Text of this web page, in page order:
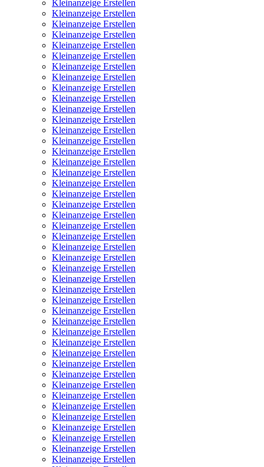
Kleinanzeige Erstellen
Kleinanzeige Erstellen
Kleinanzeige Erstellen
Kleinanzeige Erstellen
Kleinanzeige Erstellen
Kleinanzeige Erstellen
Kleinanzeige Erstellen
Kleinanzeige Erstellen
Kleinanzeige Erstellen
Kleinanzeige Erstellen
Kleinanzeige Erstellen
Kleinanzeige Erstellen
Kleinanzeige Erstellen
Kleinanzeige Erstellen
Kleinanzeige Erstellen
Kleinanzeige Erstellen
Kleinanzeige Erstellen
Kleinanzeige Erstellen
Kleinanzeige Erstellen
Kleinanzeige Erstellen
Kleinanzeige Erstellen
Kleinanzeige Erstellen
Kleinanzeige Erstellen
Kleinanzeige Erstellen
Kleinanzeige Erstellen
Kleinanzeige Erstellen
Kleinanzeige Erstellen
Kleinanzeige Erstellen
Kleinanzeige Erstellen
Kleinanzeige Erstellen
Kleinanzeige Erstellen
Kleinanzeige Erstellen
Kleinanzeige Erstellen
Kleinanzeige Erstellen
Kleinanzeige Erstellen
Kleinanzeige Erstellen
Kleinanzeige Erstellen
Kleinanzeige Erstellen
Kleinanzeige Erstellen
Kleinanzeige Erstellen
Kleinanzeige Erstellen
Kleinanzeige Erstellen
Kleinanzeige Erstellen
Kleinanzeige Erstellen